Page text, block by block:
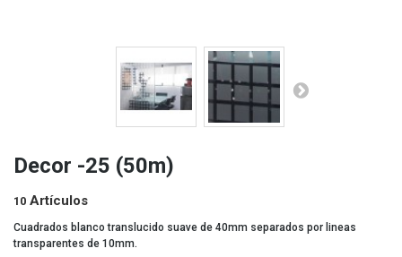
Decor -25 (50m)
10 Artículos
Cuadrados blanco translucido suave de 40mm separados por lineas
transparentes de 10mm.